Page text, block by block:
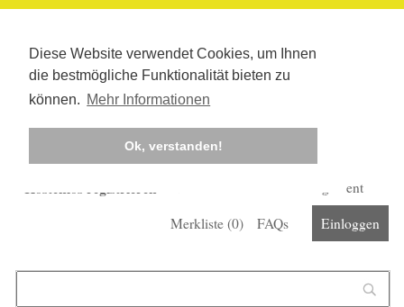
Diese Website verwendet Cookies, um Ihnen
die bestmögliche Funktionalität bieten zu
können. Mehr Informationen
Ok, verstanden!
Kostenlos registrieren
Corona-Management
Merkliste (0) FAQs Einloggen